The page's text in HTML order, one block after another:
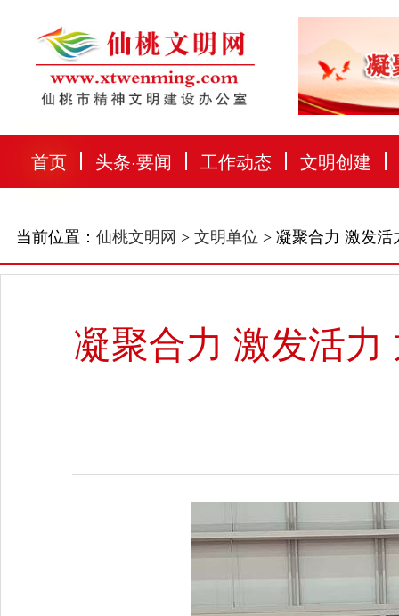
首页 头条·要闻 工作动态 文明创建
当前位置： 仙桃文明网 > 文明单位 > 凝聚合力 激发活
凝聚合力 激发活力